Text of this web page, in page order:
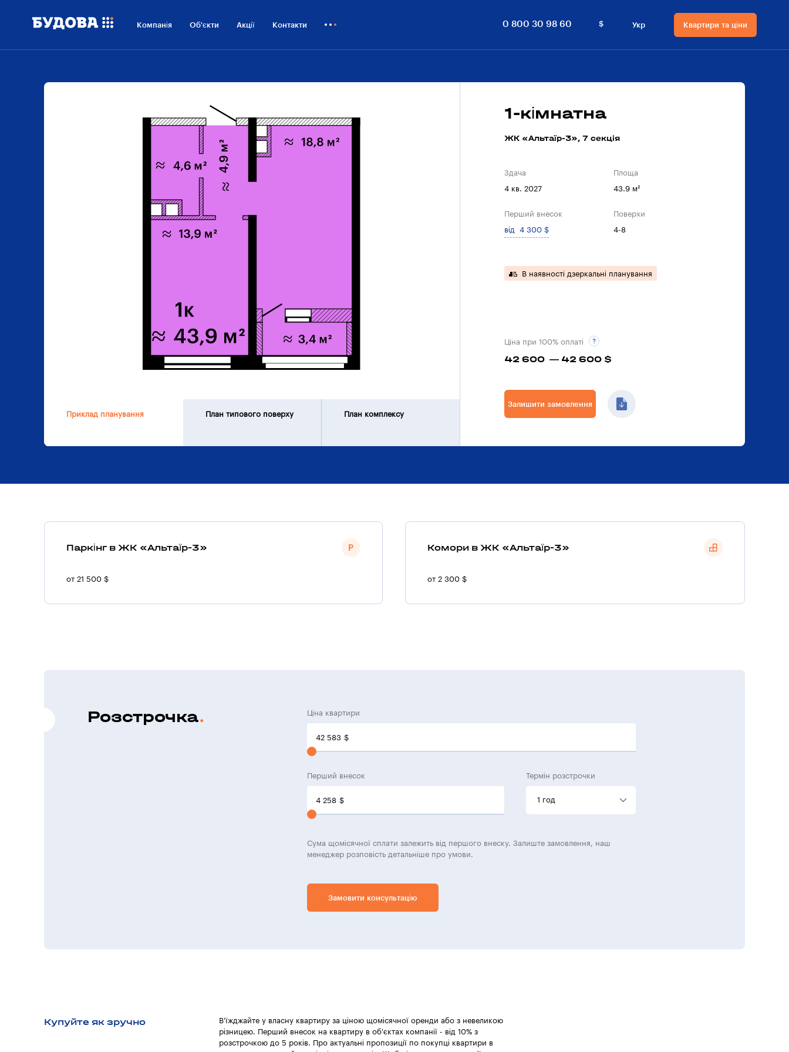
Компанія Об'єкти Акції Контакти 0 800 30 98 60 $
Валюта
₴ Гривнi
Укр
Мова сайту
Квартири та ціни
Приклад планування План типового поверху План комплексу
1-кімнатна
ЖК «Альтаїр-3», 7 секцiя
Здача
4 кв. 2027
Площа
43.9 м²
Перший внесок
від 4 300 $
Поверхи
4-8
В наявності дзеркальні планування
Ціна при 100% оплаті
42 600 — 42 600 $
Залишити замовлення
Паркінг в ЖК «Альтаїр-3»
от 21 500 $
Комори в ЖК «Альтаїр-3»
от 2 300 $
Розстрочка Ціна квартири
42 583 $
Перший внесок
4 258 $
Термін розстрочки
1 год
Сума щомісячної сплати залежить від першого внеску. Залиште замовлення, наш
менеджер розповість детальніше про умови.
Замовити консультацію
Купуйте як зручно
В'їжджайте у власну квартиру за ціною щомісячної оренди або з невеликою
різницею. Перший внесок на квартиру в об'єктах компанії - від 10% з
розстрочкою до 5 років. Про актуальні пропозиції по покупці квартири в